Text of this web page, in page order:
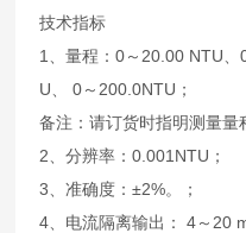
技术指标
1、量程：0～20.00 NTU
U、 0～200.0NTU；
备注：请订货时指明测量
2、分辨率：0.001NTU；
3、准确度：±2%。；
4、电流隔离输出： 4～20